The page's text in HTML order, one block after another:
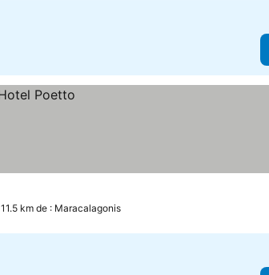
km de : Maracalagonis